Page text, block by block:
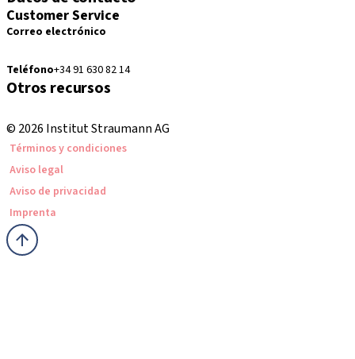
Customer Service
Correo electrónico
Teléfono+34 91 630 82 14
Otros recursos
© 2026 Institut Straumann AG
Términos y condiciones
Aviso legal
Aviso de privacidad
Imprenta